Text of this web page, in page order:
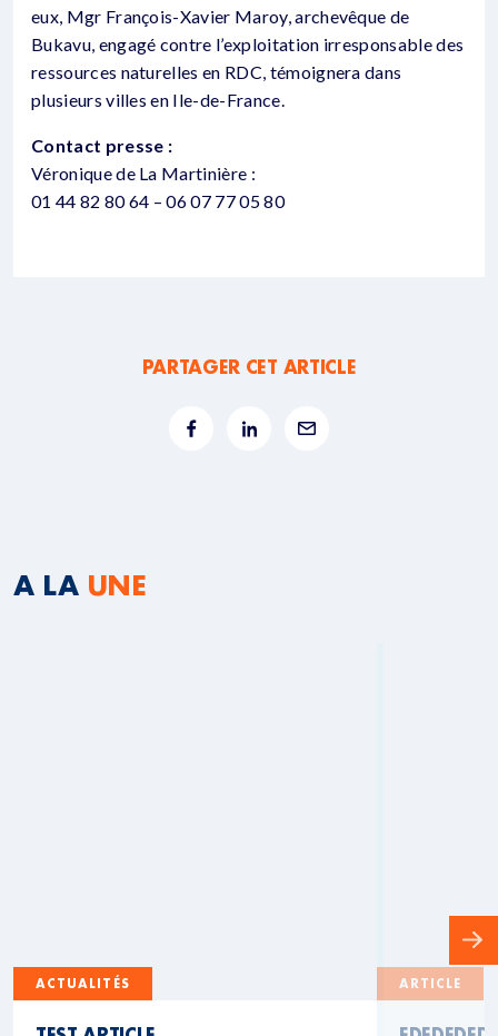
eux, Mgr François-Xavier Maroy, archevêque de
Bukavu, engagé contre l’exploitation irresponsable des
ressources naturelles en RDC, témoignera dans
plusieurs villes en Ile-de-France.
Contact presse :
Véronique de La Martinière :
01 44 82 80 64 – 06 07 77 05 80
PARTAGER CET ARTICLE
A LA UNE
ACTUALITÉS ARTICLE